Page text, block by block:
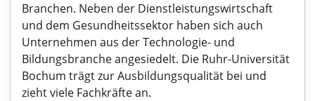
Branchen. Neben der Dienstleistungswirtschaft
und dem Gesundheitssektor haben sich auch
Unternehmen aus der Technologie- und
Bildungsbranche angesiedelt. Die Ruhr-Universität
Bochum trägt zur Ausbildungsqualität bei und
zieht viele Fachkräfte an.